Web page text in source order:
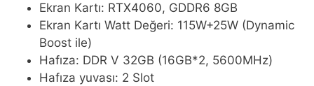
Ekran Kartı: RTX4060, GDDR6 8GB
Ekran Kartı Watt Değeri: 115W+25W (Dynamic
Boost ile)
Hafıza: DDR V 32GB (16GB*2, 5600MHz)
Hafıza yuvası: 2 Slot